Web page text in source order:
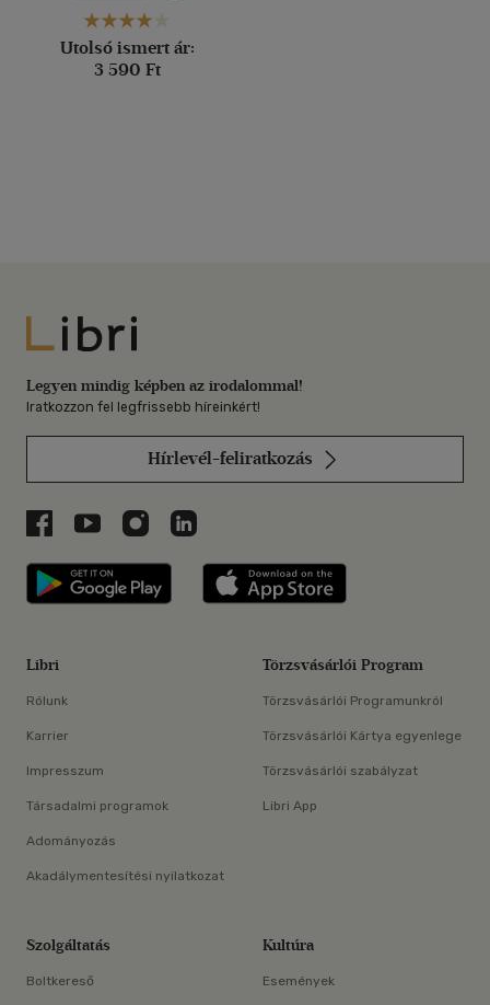
Utolsó ismert ár:
3 590 Ft
Libri
Legyen mindig képben az irodalommal!
Iratkozzon fel legfrissebb híreinkért!
Hírlevél-feliratkozás
Libri a Facebookon
Libri a Youtube-on
Libri az Instagramon
Libri a LinkedInen
Libri applikáció Szerezd meg: Google
Libri
Rólunk
Karrier
Impresszum
Társadalmi programok
Adományozás
Akadálymentesítési nyilatkozat
Törzsvásárlói Program
Törzsvásárlói Programunkról
Törzsvásárlói Kártya egyenlege
Törzsvásárlói szabályzat
Libri App
Szolgáltatás
Boltkereső
Kultúra
Események